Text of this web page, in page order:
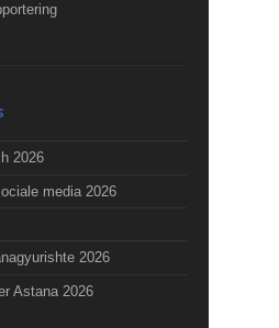
2026
media 2026
2026
Astana 2026